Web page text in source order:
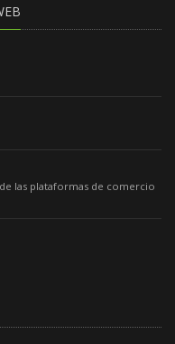
las plataformas de comercio